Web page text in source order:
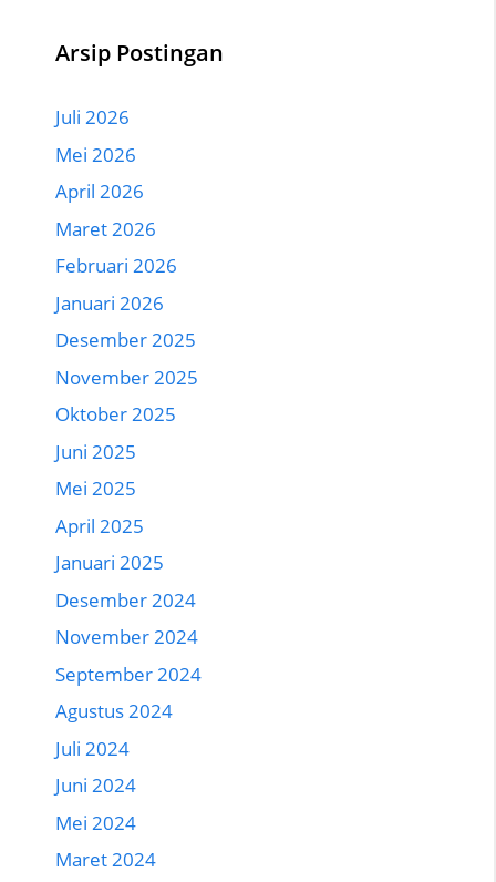
Arsip Postingan
Juli 2026
Mei 2026
April 2026
Maret 2026
Februari 2026
Januari 2026
Desember 2025
November 2025
Oktober 2025
Juni 2025
Mei 2025
April 2025
Januari 2025
Desember 2024
November 2024
September 2024
Agustus 2024
Juli 2024
Juni 2024
Mei 2024
Maret 2024